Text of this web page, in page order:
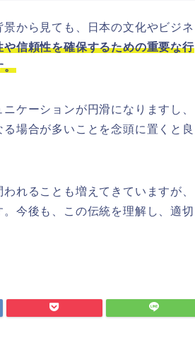
から見ても、日本の文化やビジネ
信頼性を確保するための重要な行
。
ケーションが円滑になりますし、
場合が多いことを念頭に置くと良
れることも増えてきていますが、
今後も、この伝統を理解し、適切